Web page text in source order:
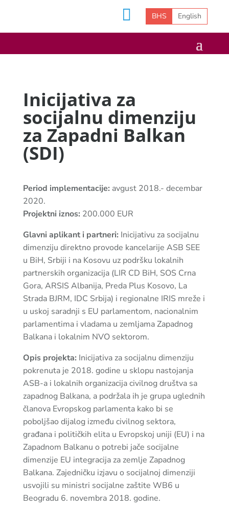
BHS English
Inicijativa za
socijalnu dimenziju
za Zapadni Balkan
(SDI)
Period implementacije: avgust 2018.- decembar
2020.
Projektni iznos: 200.000 EUR
Glavni aplikant i partneri: Inicijativu za socijalnu
dimenziju direktno provode kancelarije ASB SEE
u BiH, Srbiji i na Kosovu uz podršku lokalnih
partnerskih organizacija (LIR CD BiH, SOS Crna
Gora, ARSIS Albanija, Preda Plus Kosovo, La
Strada BJRM, IDC Srbija) i regionalne IRIS mreže i
u uskoj saradnji s EU parlamentom, nacionalnim
parlamentima i vladama u zemljama Zapadnog
Balkana i lokalnim NVO sektorom.
Opis projekta: Inicijativa za socijalnu dimenziju
pokrenuta je 2018. godine u sklopu nastojanja
ASB-a i lokalnih organizacija civilnog društva sa
zapadnog Balkana, a podržala ih je grupa uglednih
članova Evropskog parlamenta kako bi se
poboljšao dijalog između civilnog sektora,
građana i političkih elita u Evropskoj uniji (EU) i na
Zapadnom Balkanu o potrebi jače socijalne
dimenzije EU integracija za zemlje Zapadnog
Balkana. Zajedničku izjavu o socijalnoj dimenziji
usvojili su ministri socijalne zaštite WB6 u
Beogradu 6. novembra 2018. godine.